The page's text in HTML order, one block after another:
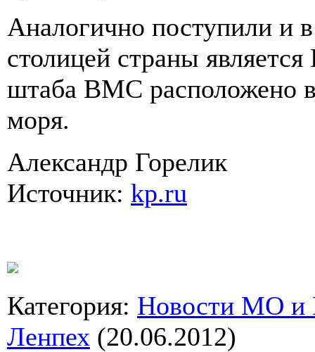
Аналогично поступили и
столицей страны
штаба ВМС расположено
моря.
Александр Горелик
Источник: kp.ru
Категория: Новости МО
Ленпех (20.06.2012)